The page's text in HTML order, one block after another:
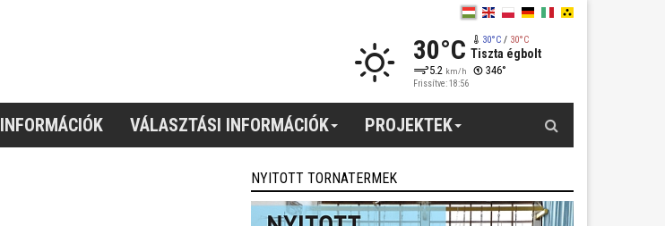
30°C 30°C/ 30°C
Tiszta égbolt
5.2 km/h 346°
Frissítve: 18:56
INFORMÁCIÓK VÁLASZTÁSI INFORMÁCIÓK PROJEKTEK
NYITOTT TORNATERMEK